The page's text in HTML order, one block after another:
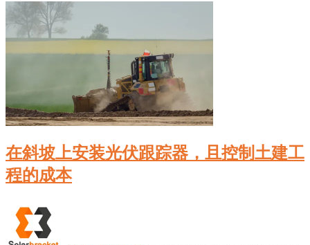
在斜坡上安装光伏跟踪器，且控制土建工
程的成本